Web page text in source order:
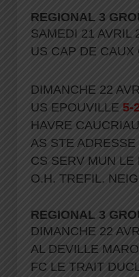
REGIONAL 3
SAMEDI 21 AVRIL
US CAP DE CAUX
DIMANCHE 22
US EPOUVILLE 5-2
HAVRE
AS STE ADRESSE
CS SERV MUN LE
O.H. TREFIL.
REGIONAL 3
DIMANCHE 22
AL DEVILLE
FC LE TRAIT